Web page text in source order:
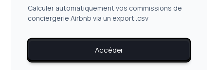
Calculer automatiquement vos commissions de
conciergerie Airbnb via un export .csv
Accéder